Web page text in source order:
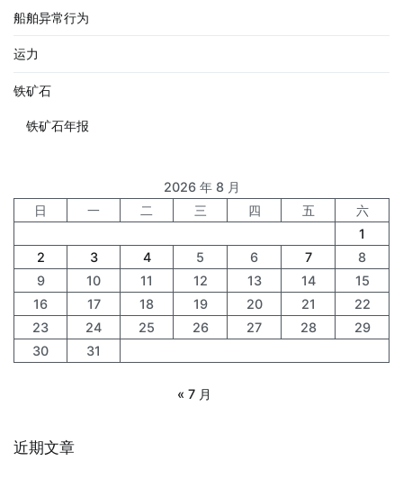
船舶异常行为
运力
铁矿石
铁矿石年报
2026 年 8 月
日
一 二 三 四 五
六
1
2
3 4 5 6 7
8
9
10 11 12 13 14
15
16
17 18 19 20 21
22
23
24 25 26 27 28
29
30
31
« 7 月
近期文章